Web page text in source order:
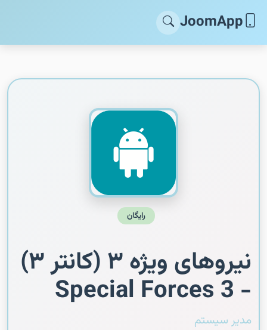
JoomApp
رایگان
نیروهای ویژه ۳ (کانتر ۳)
- Special Forces 3
مدیر سیستم